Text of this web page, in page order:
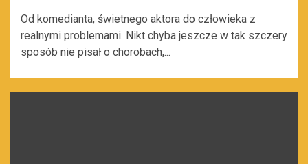
Od komedianta, świetnego aktora do człowieka z
realnymi problemami. Nikt chyba jeszcze w tak szczery
sposób nie pisał o chorobach,...